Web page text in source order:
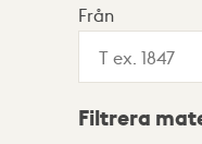
Visningsläge
Lista
Från
Filtrera